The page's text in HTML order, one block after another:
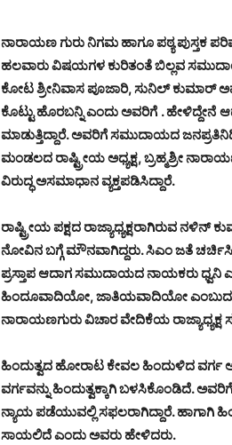
ನಾರಾಯಣ ಗುರು ನಿಗಮ ಹಾಗೂ ಪಠ್ಯ ಪುಸ್ತಕ
ಹಲವಾರು ವಿಷಯಗಳ ಕುರಿತಂತೆ ಬಿಲ್ಲವ
ಕೋಟ ಶ್ರೀನಿವಾಸ ಪೂಜಾರಿ, ಸುನಿಲ್ ಕುಮಾರ್
ಕೊಟ್ಟು ಹೊರಬನ್ನಿ ಎಂದು ಅವರಿಗೆ . ಹೇಳಿದ್ದೇನೆ
ಮಾಡುತ್ತಿದ್ದಾರೆ. ಅವರಿಗೆ ಸಮುದಾಯದ
ಮಂಡಲದ ರಾಷ್ಟ್ರೀಯ ಅಧ್ಯಕ್ಷ, ಬ್ರಹ್ಮಶ್ರೀ
ವಿರುದ್ಧ ಅಸಮಾಧಾನ ವ್ಯಕ್ತಪಡಿಸಿದ್ದಾರೆ.
ರಾಷ್ಟ್ರೀಯ ಪಕ್ಷದ ರಾಜ್ಯಾಧ್ಯಕ್ಷರಾಗಿರುವ
ನೋವಿನ ಬಗ್ಗೆ ಮೌನವಾಗಿದ್ದರು. ಸಿಎಂ ಜತೆ
ಪ್ರಸ್ತಾಪ ಆದಾಗ ಸಮುದಾಯದ ನಾಯಕರು ಧ್ವನಿ
ಹಿಂದೂವಾದಿಯೋ, ಜಾತಿಯವಾದಿಯೋ ಎಂಬುದು
ನಾರಾಯಣಗುರು ವಿಚಾರ ವೇದಿಕೆಯ ರಾಜ್ಯಾಧ್ಯಕ್ಷ
ಹಿಂದುತ್ವದ ಹೋರಾಟ ಕೇವಲ ಹಿಂದುಳಿದ ವರ್ಗ
ವರ್ಗವನ್ನು ಹಿಂದುತ್ವಕ್ಕಾಗಿ ಬಳಸಿಕೊಂಡಿದೆ.
ನ್ಯಾಯ ಪಡೆಯುವಲ್ಲಿ ಸಫಲರಾಗಿದ್ದಾರೆ.
ಸಾಯಲಿದೆ ಎಂದು ಅವರು ಹೇಳಿದರು.